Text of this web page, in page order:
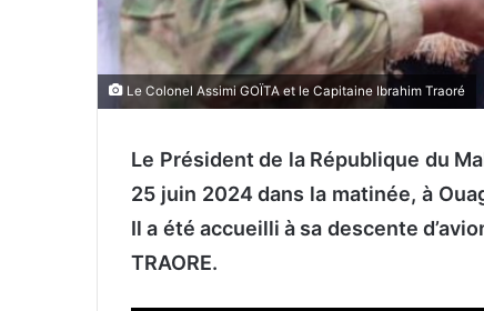
Le Colonel Assimi GOÏTA et le Capitaine Ibrahim Traoré
Le Président de la République du
25 juin 2024 dans la matinée, à
Il a été accueilli à sa descente
TRAORE.